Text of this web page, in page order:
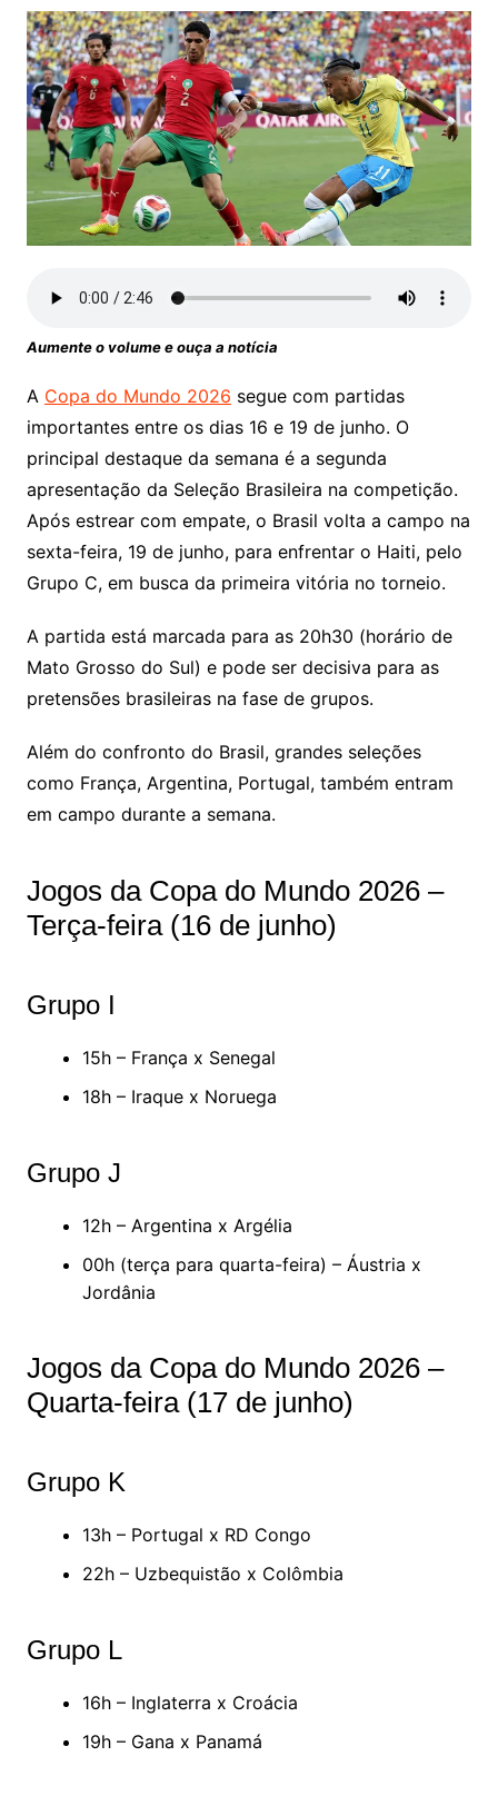
Aumente o volume e ouça a notícia
A Copa do Mundo 2026 segue com partidas
importantes entre os dias 16 e 19 de junho. O
principal destaque da semana é a segunda
apresentação da Seleção Brasileira na competição.
Após estrear com empate, o Brasil volta a campo na
sexta-feira, 19 de junho, para enfrentar o Haiti, pelo
Grupo C, em busca da primeira vitória no torneio.
A partida está marcada para as 20h30 (horário de
Mato Grosso do Sul) e pode ser decisiva para as
pretensões brasileiras na fase de grupos.
Além do confronto do Brasil, grandes seleções
como França, Argentina, Portugal, também entram
em campo durante a semana.
Jogos da Copa do Mundo 2026 –
Terça-feira (16 de junho)
Grupo I
15h – França x Senegal
18h – Iraque x Noruega
Grupo J
12h – Argentina x Argélia
00h (terça para quarta-feira) – Áustria x
Jordânia
Jogos da Copa do Mundo 2026 –
Quarta-feira (17 de junho)
Grupo K
13h – Portugal x RD Congo
22h – Uzbequistão x Colômbia
Grupo L
16h – Inglaterra x Croácia
19h – Gana x Panamá